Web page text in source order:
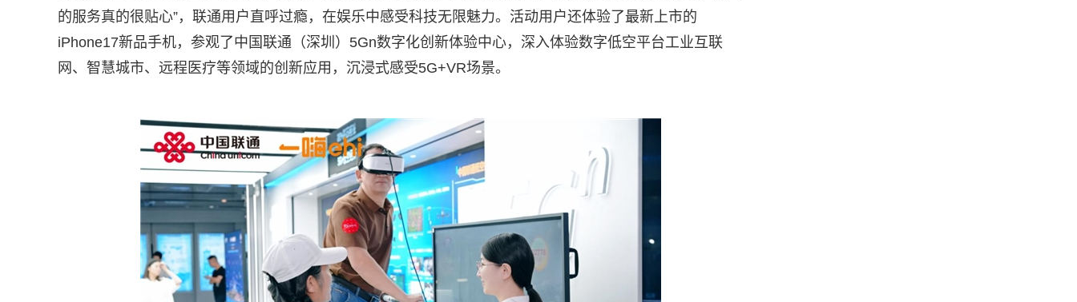
的服务真的很贴心”，联通用户直呼过瘾，在娱乐中感受科技无限魅力。活动用户还体验了最新上市的
iPhone17新品手机，参观了中国联通（深圳）5Gn数字化创新体验中心，深入体验数字低空平台工业互联
网、智慧城市、远程医疗等领域的创新应用，沉浸式感受5G+VR场景。